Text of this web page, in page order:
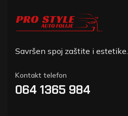
Stefan Đorđević
Savršen spoj zaštite i estetike.
Kontakt telefon
064 1365 984